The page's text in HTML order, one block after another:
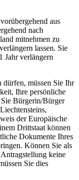
aus
nach
mitnehmen zu
lassen. Sie
Jahr verlängern
müssen Sie Ihr
Ihre persönliche
Bürgerin/Bürger
der Europäische
Drittstaat können
Dokumente Ihres
Können Sie als
keine
Sie dies